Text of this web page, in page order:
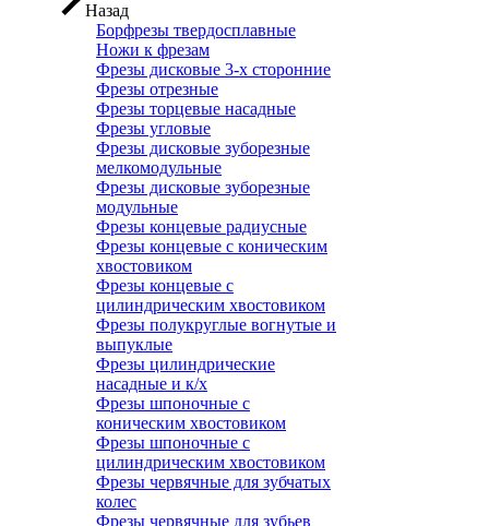
Назад
Борфрезы твердосплавные
Ножи к фрезам
Фрезы дисковые 3-х сторонние
Фрезы отрезные
Фрезы торцевые насадные
Фрезы угловые
Фрезы дисковые зуборезные
мелкомодульные
Фрезы дисковые зуборезные
модульные
Фрезы концевые радиусные
Фрезы концевые с коническим
хвостовиком
Фрезы концевые с
цилиндрическим хвостовиком
Фрезы полукруглые вогнутые и
выпуклые
Фрезы цилиндрические
насадные и к/х
Фрезы шпоночные с
коническим хвостовиком
Фрезы шпоночные с
цилиндрическим хвостовиком
Фрезы червячные для зубчатых
колес
Фрезы червячные для зубьев